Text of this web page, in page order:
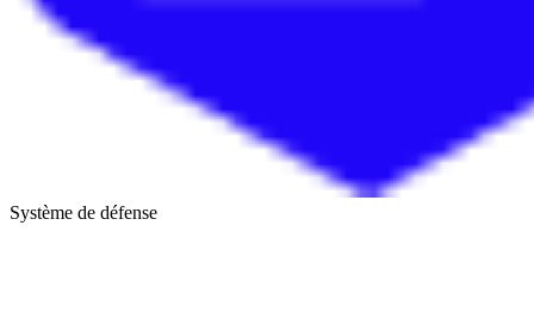
Système de défense